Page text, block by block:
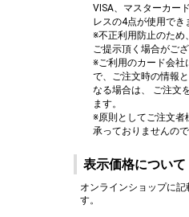
VISA、マスターカー
レスの4点が使用でき
※不正利用防止のため
ご提示頂く場合がござ
※ご利用のカード会社
で、ご注文時の情報
なる場合は、 ご注文
ます。
※原則としてご注文者
承っておりませんの
表示価格について
オンラインショップに
す。